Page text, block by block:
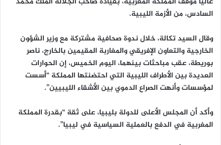
السادس، من الأزمة الليبية.
وقال السيد تكالة، خلال ندوة صحافية مشتركة مع وزير الشؤون
الخارجية والتعاون الإفريقي والمغاربة المقيمين بالخارج، ناصر
بوريطة، عقب مباحثات بينهما، اليوم الخميس، إن الحوارات
العديدة بين الأطراف الليبية التي احتضنتها المملكة “أسست
لمؤسسات وأنهت الصراع الدموي بين الأشقاء الليبيين”.
وأكد أن المجلس الأعلى للدولة بليبيا، على ثقة “بقدرة المملكة
المغربية في الدفع بالعملية السياسية في ليبيا”.